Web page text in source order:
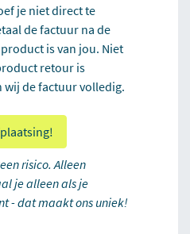
je niet direct te
de factuur na de
is van jou. Niet
retour is
de factuur volledig.
risico. Alleen
je alleen als je
- dat maakt ons uniek!